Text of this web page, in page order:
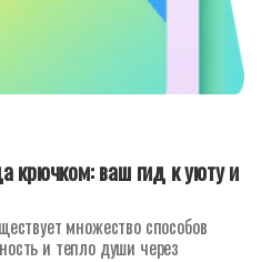
крючком: ваш гид к уюту и
множество способов
и тепло души через